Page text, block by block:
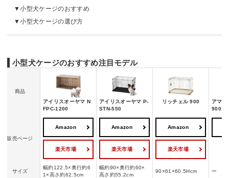
小型犬ケージのおすすめ
小型犬ケージの選び方
小型犬ケージのおすすめ注目モデル
商品
アイリスオーヤマ N
FPC-1200
アイリスオーヤマ P-
STN-550
リッチェル 900
アマゾ
販売ページ
Amazon
楽天市場
Amazon
楽天市場
Amazon
楽天市場
サイズ
幅約122.5×奥行約6
1×高さ約62.5cm
幅約90×奥行約60×
高さ約55.2cm
90×61×60.5Hcm ー